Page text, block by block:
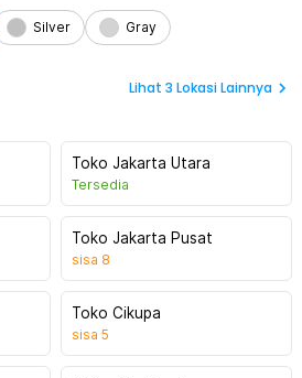
Silver Gray
Lihat 3 Lokasi Lainnya
Toko Jakarta Utara
Tersedia
Toko Jakarta Pusat
sisa 8
Toko Cikupa
sisa 5